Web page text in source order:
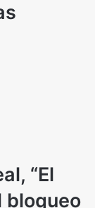
“El
bloqueo